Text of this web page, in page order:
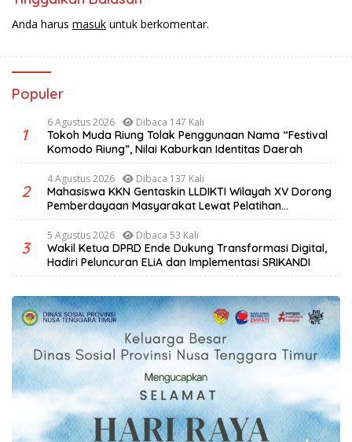
Anda harus masuk untuk berkomentar.
Populer
1
6 Agustus 2026 Dibaca 147 Kali
Tokoh Muda Riung Tolak Penggunaan Nama “Festival
Komodo Riung”, Nilai Kaburkan Identitas Daerah
2
4 Agustus 2026 Dibaca 137 Kali
Mahasiswa KKN Gentaskin LLDIKTI Wilayah XV Dorong
Pemberdayaan Masyarakat Lewat Pelatihan
Pengolahan Hasil Alam di Desa Sisir
3
5 Agustus 2026 Dibaca 53 Kali
Wakil Ketua DPRD Ende Dukung Transformasi Digital,
Hadiri Peluncuran ELiA dan Implementasi SRIKANDI